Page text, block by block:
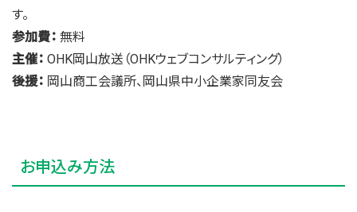
す。
参加費： 無料
主催： OHK岡山放送（OHKウェブコンサルティング）
後援： 岡山商工会議所、岡山県中小企業家同友会
お申込み方法